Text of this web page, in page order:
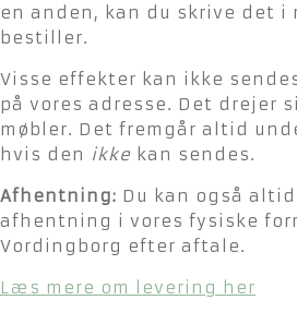
en anden, kan du skrive det i
bestiller.
Visse effekter kan ikke
på vores adresse. Det drejer
møbler. Det fremgår altid
hvis den ikke kan sendes.
Afhentning: Du kan også
afhentning i vores fysiske
Vordingborg efter aftale.
Læs mere om levering her